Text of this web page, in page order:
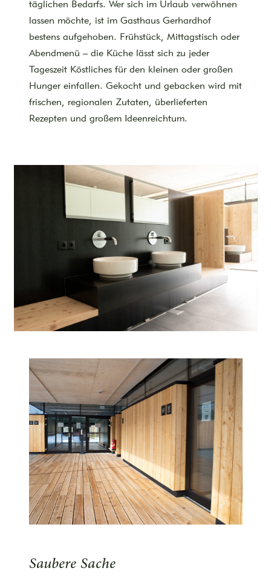
täglichen Bedarfs. Wer sich im Urlaub verwöhnen
lassen möchte, ist im Gasthaus Gerhardhof
bestens aufgehoben. Frühstück, Mittagstisch oder
Abendmenü – die Küche lässt sich zu jeder
Tageszeit Köstliches für den kleinen oder großen
Hunger einfallen. Gekocht und gebacken wird mit
frischen, regionalen Zutaten, überlieferten
Rezepten und großem Ideenreichtum.
Saubere Sache